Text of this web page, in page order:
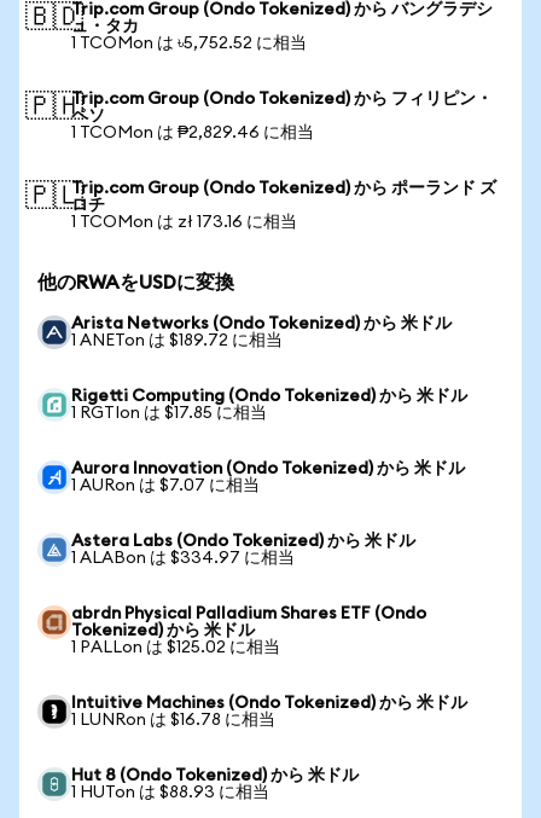
🇧🇩Trip.com Group (Ondo Tokenized) から バングラデシ
ュ・タカ
1 TCOMon は ৳5,752.52 に相当
🇵🇭Trip.com Group (Ondo Tokenized) から フィリピン・
ペソ
1 TCOMon は ₱2,829.46 に相当
🇵🇱Trip.com Group (Ondo Tokenized) から ポーランド ズ
ロチ
1 TCOMon は zł 173.16 に相当
他のRWAをUSDに変換
Arista Networks (Ondo Tokenized) から 米ドル
1 ANETon は $189.72 に相当
Rigetti Computing (Ondo Tokenized) から 米ドル
1 RGTIon は $17.85 に相当
Aurora Innovation (Ondo Tokenized) から 米ドル
1 AURon は $7.07 に相当
Astera Labs (Ondo Tokenized) から 米ドル
1 ALABon は $334.97 に相当
abrdn Physical Palladium Shares ETF (Ondo
Tokenized) から 米ドル
1 PALLon は $125.02 に相当
Intuitive Machines (Ondo Tokenized) から 米ドル
1 LUNRon は $16.78 に相当
Hut 8 (Ondo Tokenized) から 米ドル
1 HUTon は $88.93 に相当